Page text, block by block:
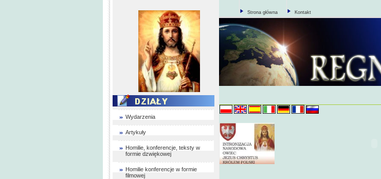
Wydarzenia
Artykuły
Homilie, konferencje, teksty w
formie dzwiękowej
Homilie konferencje w formie
filmowej
Strona główna Kontakt